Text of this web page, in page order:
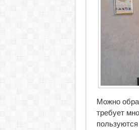
Можно
требует